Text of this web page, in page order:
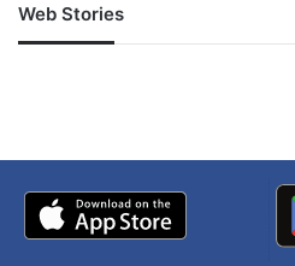
Web Stories
जम्मू-कश्मीर में बारिश से
अपडेट